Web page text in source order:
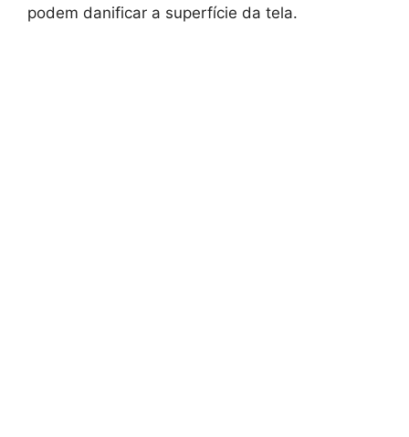
podem danificar a superfície da tela.